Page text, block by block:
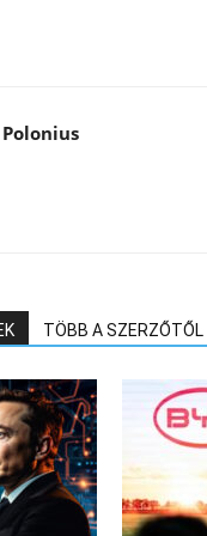
Polonius
TÖBB A SZERZŐTŐL